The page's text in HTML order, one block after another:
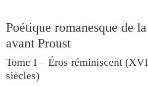
Poétique romanesque de
avant Proust
Tome I – Éros réminiscent
siècles)